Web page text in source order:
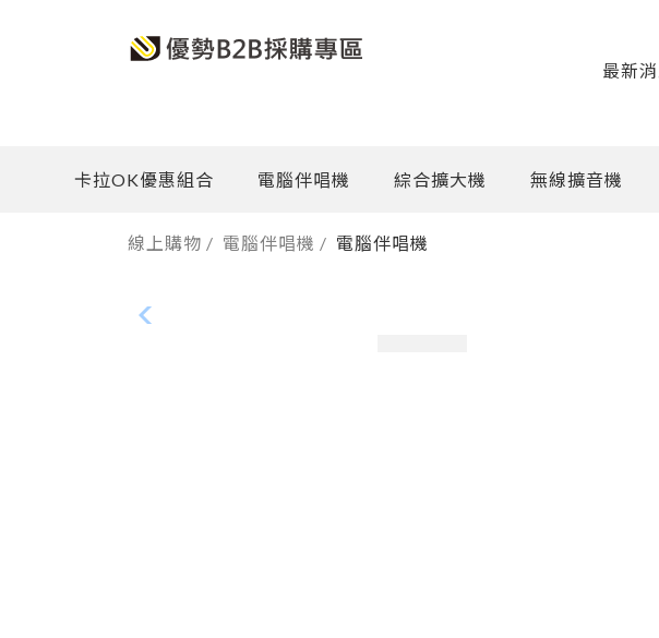
最新
卡拉OK優惠組合 電腦伴唱機 綜合擴大機 無線擴音機
線上購物 / 電腦伴唱機 / 電腦伴唱機